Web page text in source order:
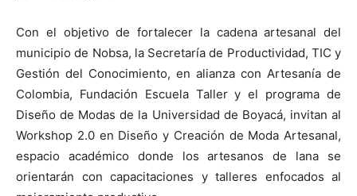
Con el objetivo de fortalecer la cadena artesanal del
municipio de Nobsa, la Secretaría de Productividad, TIC y
Gestión del Conocimiento, en alianza con Artesanía de
Colombia, Fundación Escuela Taller y el programa de
Diseño de Modas de la Universidad de Boyacá, invitan al
Workshop 2.0 en Diseño y Creación de Moda Artesanal,
espacio académico donde los artesanos de lana se
orientarán con capacitaciones y talleres enfocados al